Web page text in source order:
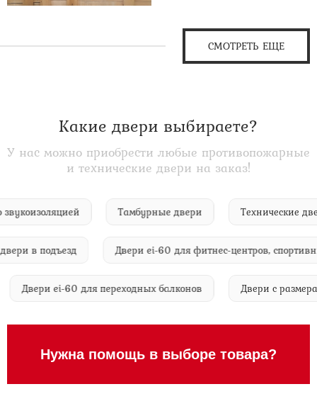
СМОТРЕТЬ ЕЩЕ
Какие двери выбираете?
У нас можно приобрести любые противопожарные
и технические двери на заказ!
со звукоизоляцией Тамбурные двери
в подъезд Двери ei-60 для фитнес-центров,
Двери ei-60 для переходных балконов Двери с
Нужна помощь в выборе товара?